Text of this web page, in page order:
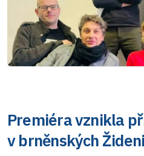
Premiéra vznikla
v brněnských